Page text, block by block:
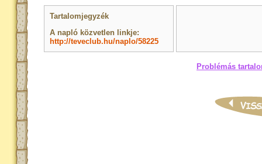
Tartalomjegyzék
A napló közvetlen linkje:
http://teveclub.hu/naplo/58225
Problémás